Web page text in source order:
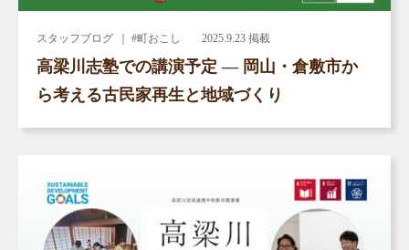
スタッフブログ ｜ #町おこし 2025.9.23 掲載
高梁川志塾での講演予定 ― 岡山・倉敷市か
ら考える古民家再生と地域づくり